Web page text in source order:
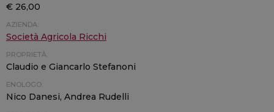
€ 26,00
AZIENDA:
Società Agricola Ricchi
PROPRIETÀ:
Claudio e Giancarlo Stefanoni
ENOLOGO:
Nico Danesi, Andrea Rudelli